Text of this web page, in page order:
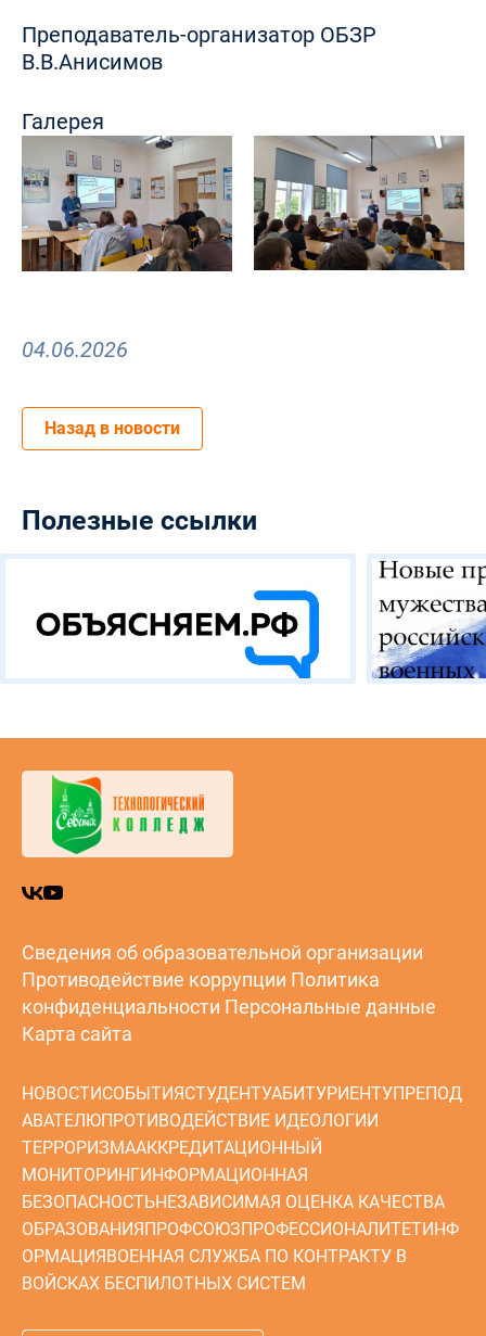
Преподаватель-организатор ОБЗР
В.В.Анисимов
Галерея
04.06.2026
Назад в новости
Полезные ссылки
Сведения об образовательной организации
Противодействие коррупции Политика
конфиденциальности Персональные данные
Карта сайта
НОВОСТИСОБЫТИЯСТУДЕНТУАБИТУРИЕНТУПРЕПОД
АВАТЕЛЮПРОТИВОДЕЙСТВИЕ ИДЕОЛОГИИ
ТЕРРОРИЗМААККРЕДИТАЦИОННЫЙ
МОНИТОРИНГИНФОРМАЦИОННАЯ
БЕЗОПАСНОСТЬНЕЗАВИСИМАЯ ОЦЕНКА КАЧЕСТВА
ОБРАЗОВАНИЯПРОФСОЮЗПРОФЕССИОНАЛИТЕТИНФ
ОРМАЦИЯВОЕННАЯ СЛУЖБА ПО КОНТРАКТУ В
ВОЙСКАХ БЕСПИЛОТНЫХ СИСТЕМ